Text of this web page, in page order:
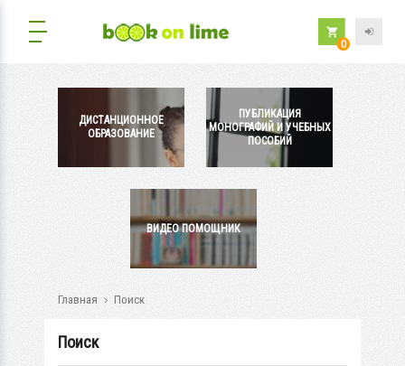
0
ДИСТАНЦИОННОЕ
ОБРАЗОВАНИЕ
ПУБЛИКАЦИЯ
МОНОГРАФИЙ И УЧЕБНЫХ
ПОСОБИЙ
ВИДЕО ПОМОЩНИК
Главная Поиск
Поиск